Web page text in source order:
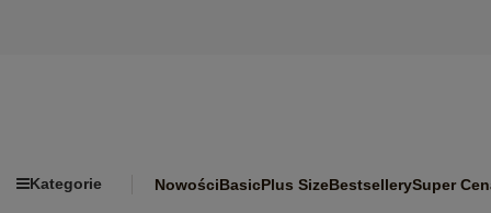
Kategorie NowościBasicPlus SizeBestsellerySuper